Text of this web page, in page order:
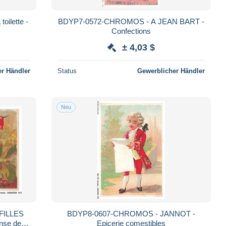
-
Händler
BDYP7-0572-CHROMOS - A JEAN BART -
Confections
± 4,03 $
Status Gewerblicher Händler
des
Neu
BDYP8-0607-CHROMOS - JANNOT -
Epicerie comestibles